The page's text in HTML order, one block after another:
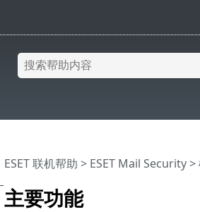
主要功能
ESET 联机帮助 > ESET Mail Security>